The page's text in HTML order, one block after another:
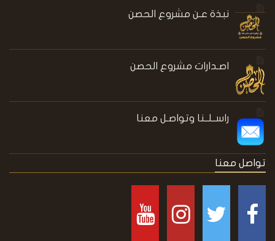
نبذة عـن مشروع الحصن
اصـدارات مشروع الحصن
راســلــنا وتواصـل معنا
تواصل معنا